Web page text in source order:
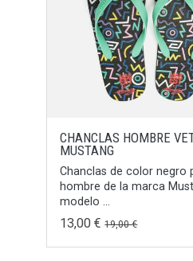
CHANCLAS HOMBRE
MUSTANG
Chanclas de color negro
hombre de la marca
modelo ...
13,00 €19,00 €